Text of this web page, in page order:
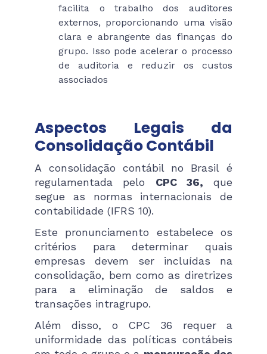
facilita o trabalho dos auditores
externos, proporcionando uma visão
clara e abrangente das finanças do
grupo. Isso pode acelerar o processo
de auditoria e reduzir os custos
associados
Aspectos Legais da
Consolidação Contábil
A consolidação contábil no Brasil é
regulamentada pelo CPC 36, que
segue as normas internacionais de
contabilidade (IFRS 10).
Este pronunciamento estabelece os
critérios para determinar quais
empresas devem ser incluídas na
consolidação, bem como as diretrizes
para a eliminação de saldos e
transações intragrupo.
Além disso, o CPC 36 requer a
uniformidade das políticas contábeis